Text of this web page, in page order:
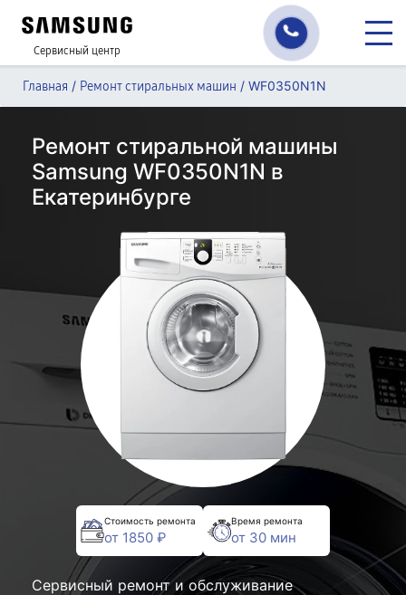
Сервисный центр
Главная / Ремонт стиральных машин / WF0350N1N
Ремонт стиральной машины
Samsung WF0350N1N в
Екатеринбурге
Стоимость ремонта
от 1850 ₽
Время ремонта
от 30 мин
Сервисный ремонт и обслуживание